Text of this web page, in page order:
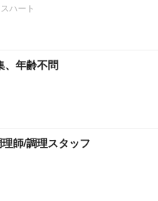
ハート
、年齢不問
師/調理スタッフ